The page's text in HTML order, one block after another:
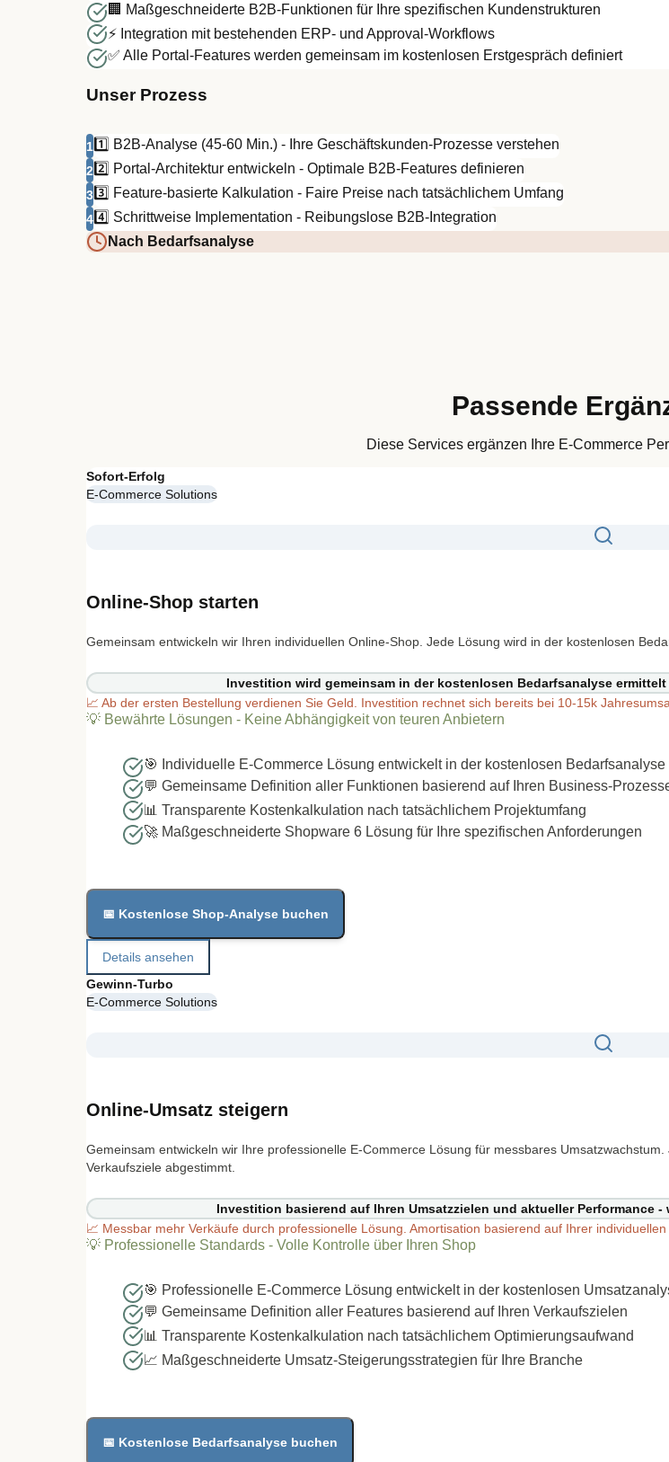
🏢 Maßgeschneiderte B2B-Funktionen für Ihre spezifischen Kundenstrukturen
⚡ Integration mit bestehenden ERP- und Approval-Workflows
✅ Alle Portal-Features werden gemeinsam im kostenlosen Erstgespräch definiert
Unser Prozess
11️⃣ B2B-Analyse (45-60 Min.) - Ihre Geschäftskunden-Prozesse verstehen
2 2️⃣ Portal-Architektur entwickeln - Optimale B2B-Features definieren
33️⃣ Feature-basierte Kalkulation - Faire Preise nach tatsächlichem Umfang
44️⃣ Schrittweise Implementation - Reibungslose B2B-Integration
Nach Bedarfsanalyse
Passende
Diese Services ergänzen Ihre E-Commerce
Sofort-Erfolg
E-Commerce Solutions
Online-Shop starten
Gemeinsam entwickeln wir Ihren individuellen Online-Shop. Jede Lösung wird in der kostenlosen
Investition wird gemeinsam in der kostenlosen Bedarfsanalyse
📈 Ab der ersten Bestellung verdienen Sie Geld. Investition rechnet sich bereits bei 10-15k
💡 Bewährte Lösungen - Keine Abhängigkeit von teuren Anbietern
🎯 Individuelle E-Commerce Lösung entwickelt in der kostenlosen Bedarfsanalyse
💬 Gemeinsame Definition aller Funktionen basierend auf Ihren Business-
📊 Transparente Kostenkalkulation nach tatsächlichem Projektumfang
🚀 Maßgeschneiderte Shopware 6 Lösung für Ihre spezifischen Anforderungen
📅 Kostenlose Shop-Analyse buchen
Details ansehen
Gewinn-Turbo
E-Commerce Solutions
Online-Umsatz steigern
Gemeinsam entwickeln wir Ihre professionelle E-Commerce Lösung für messbares
Verkaufsziele abgestimmt.
Investition basierend auf Ihren Umsatzzielen und aktueller Performance
📈 Messbar mehr Verkäufe durch professionelle Lösung. Amortisation basierend auf Ihrer individuellen
💡 Professionelle Standards - Volle Kontrolle über Ihren Shop
🎯 Professionelle E-Commerce Lösung entwickelt in der kostenlosen
💬 Gemeinsame Definition aller Features basierend auf Ihren Verkaufszielen
📊 Transparente Kostenkalkulation nach tatsächlichem Optimierungsaufwand
📈 Maßgeschneiderte Umsatz-Steigerungsstrategien für Ihre Branche
📅 Kostenlose Bedarfsanalyse buchen